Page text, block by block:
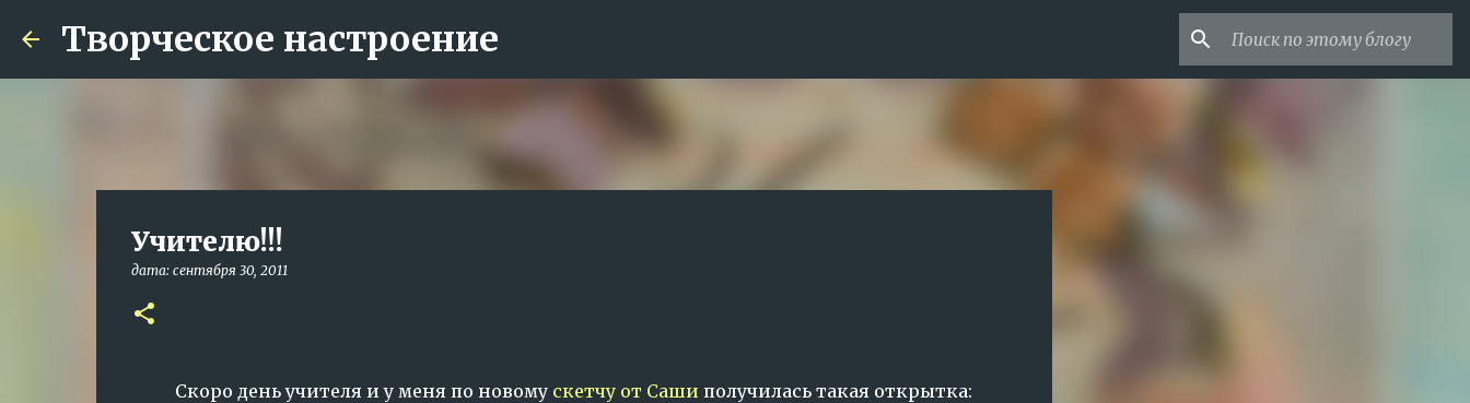
Творческое настроение
Учителю!!!
дата: сентября 30, 2011
Скоро день учителя и у меня по новому скетчу от Саши получилась такая открытка: